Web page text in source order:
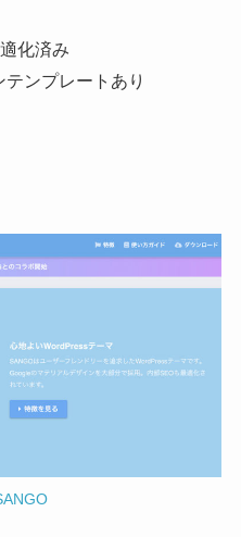
化済み
ンプレートあり